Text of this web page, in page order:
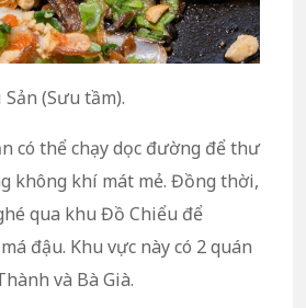
(Sưu tầm).
có thể chạy dọc đường để thư
không khí mát mẻ. Đồng thời,
qua khu Đồ Chiểu để
đậu. Khu vực này có 2 quán
và Bà Già.